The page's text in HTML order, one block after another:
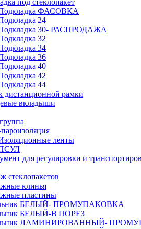
ФАСОВКА
24
30- РАСПРОДАЖА
32
34
36
40
42
44
дистанционной рамки
вкладыши
ленты
для регулировки и
стеклопакетов
клинья
пластины
БЕЛЫЙ- ПРОМУПАКОВКА
БЕЛЫЙ-В ПОРЕЗ
ЛАМИНИРОВАННЫЙ-